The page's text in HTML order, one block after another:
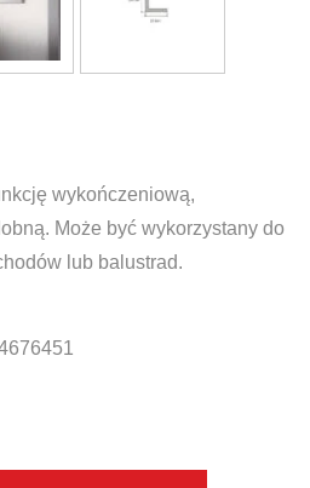
wykończeniową,
Może być wykorzystany do
lub balustrad.